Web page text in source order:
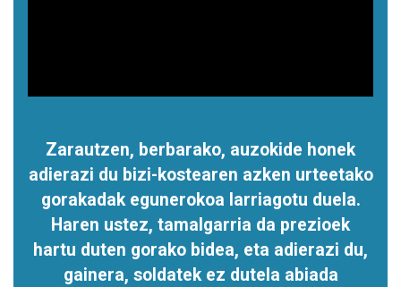
Zarautzen, berbarako, auzokide honek
adierazi du bizi-kostearen azken urteetako
gorakadak egunerokoa larriagotu duela.
Haren ustez, tamalgarria da prezioek
hartu duten gorako bidea, eta adierazi du,
gainera, soldatek ez dutela abiada